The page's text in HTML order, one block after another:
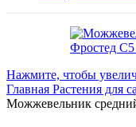
Нажмите, чтобы
Главная Растения для
Можжевельник